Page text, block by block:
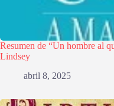
Resumen de “Un hombre al
Lindsey
abril 8, 2025